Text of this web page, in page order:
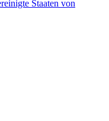
Staaten von